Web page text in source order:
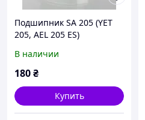
Подшипник SA 205 (YET
205, AEL 205 ES)
В наличии
180₴
Купить